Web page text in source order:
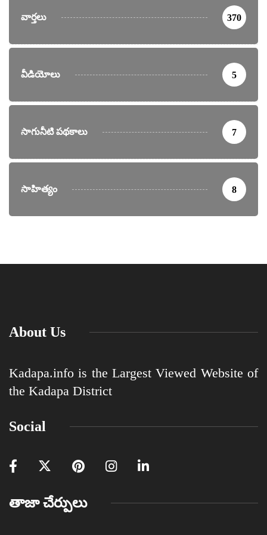
వార్తలు 370
వీడియోలు 5
సాగునీటి పథకాలు 7
సాహిత్యం 8
About Us
Kadapa.info is the Largest Viewed Website of
the Kadapa District
Social
తాజా చేర్పులు